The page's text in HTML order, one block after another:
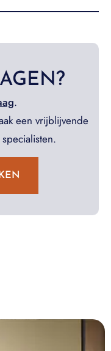
.
een vrijblijvende